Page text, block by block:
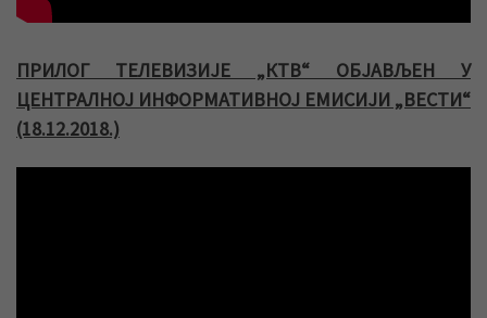
ПРИЛОГ ТЕЛЕВИЗИЈЕ „КТВ“ ОБЈАВЉЕН У
ЦЕНТРАЛНОЈ ИНФОРМАТИВНОЈ ЕМИСИЈИ „ВЕСТИ“
(18.12.2018.)